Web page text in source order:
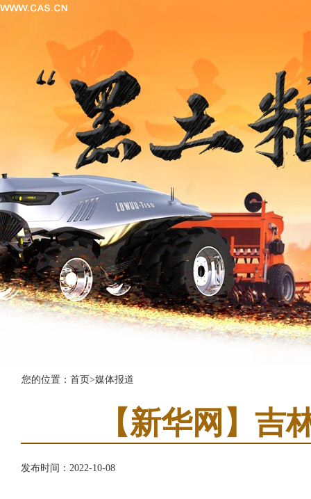
您的位置： 首页>媒体报道
【新华网】吉
发布时间：2022-10-08